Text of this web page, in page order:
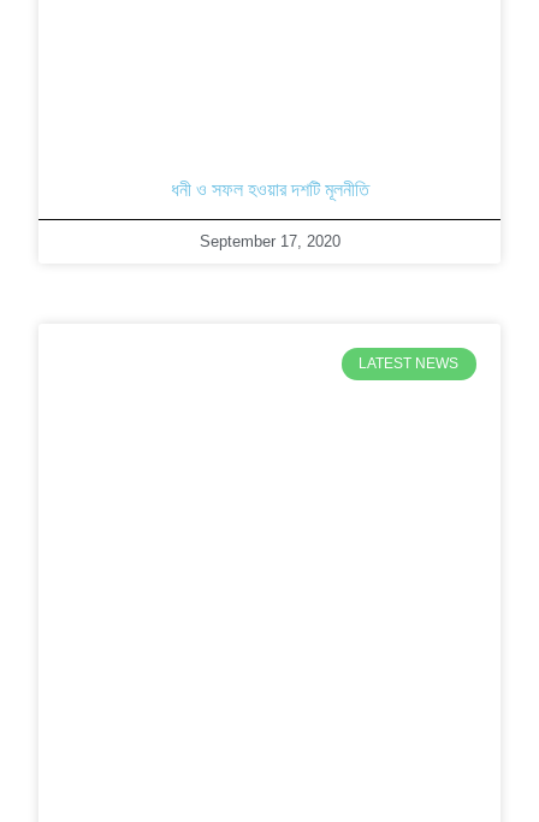
ধনী ও সফল হওয়ার দশটি মূলনীতি
September 17, 2020
LATEST NEWS